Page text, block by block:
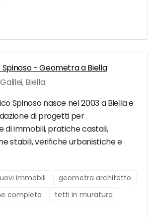
- Geometra a Biella
Biella
Spinoso nasce nel 2003 a Biella e
di progetti per
di immobili, pratiche castali,
stabili, verifiche urbanistiche e
immobili
geometra architetto
completa
tetti in muratura